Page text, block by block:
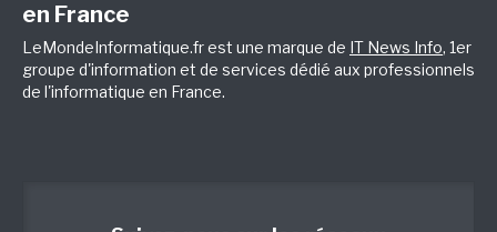
en France
LeMondeInformatique.fr est une marque de IT News Info, 1er
groupe d'information et de services dédié aux professionnels
de l'informatique en France.